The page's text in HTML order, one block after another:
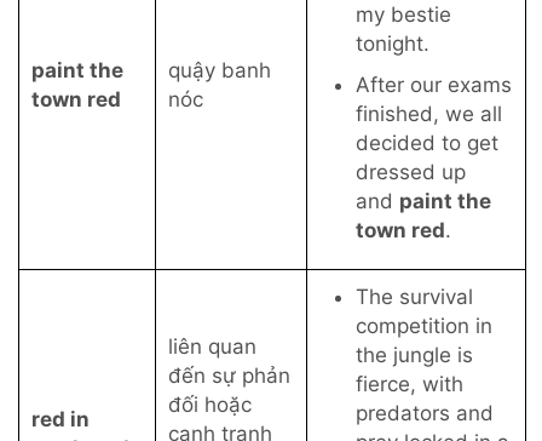
paint the
town red
quậy banh
nóc
my bestie
tonight.
After our exams
finished, we all
decided to get
dressed up
and paint the
town red.
red in
liên quan
đến sự phản
đối hoặc
cạnh tranh
The survival
competition in
the jungle is
fierce, with
predators and